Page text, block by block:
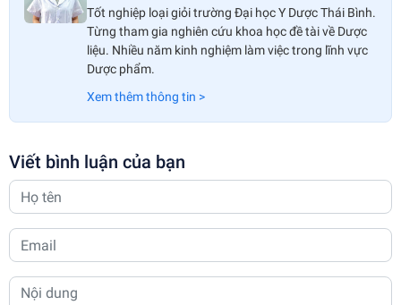
Tốt nghiệp loại giỏi trường Đại học Y Dược Thái Bình.
Từng tham gia nghiên cứu khoa học đề tài về Dược
liệu. Nhiều năm kinh nghiệm làm việc trong lĩnh vực
Dược phẩm.
Xem thêm thông tin >
Viết bình luận của bạn